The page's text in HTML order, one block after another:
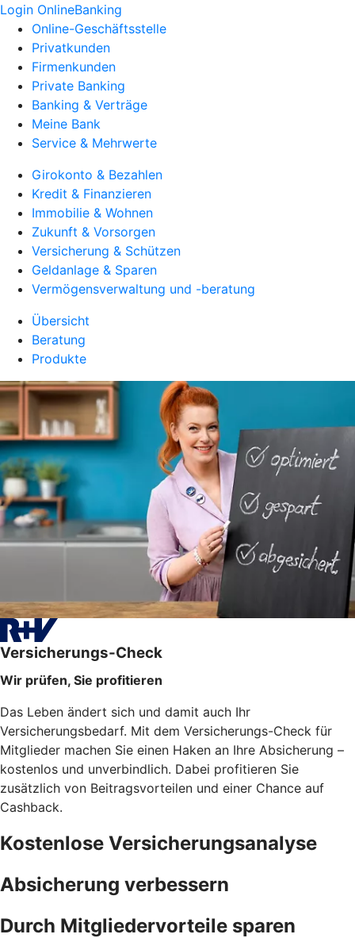
Login OnlineBanking
Online-Geschäftsstelle
Privatkunden
Firmenkunden
Private Banking
Banking & Verträge
Meine Bank
Service & Mehrwerte
Girokonto & Bezahlen
Kredit & Finanzieren
Immobilie & Wohnen
Zukunft & Vorsorgen
Versicherung & Schützen
Geldanlage & Sparen
Vermögensverwaltung und -beratung
Übersicht
Beratung
Produkte
Versicherungs-Check
Wir prüfen, Sie profitieren
Das Leben ändert sich und damit auch Ihr
Versicherungsbedarf. Mit dem Versicherungs-Check für
Mitglieder machen Sie einen Haken an Ihre Absicherung –
kostenlos und unverbindlich. Dabei profitieren Sie
zusätzlich von Beitragsvorteilen und einer Chance auf
Cashback.
Kostenlose Versicherungsanalyse
Absicherung verbessern
Durch Mitgliedervorteile sparen